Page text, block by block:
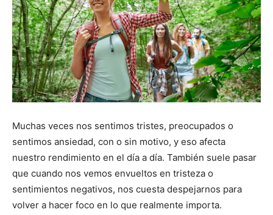
Muchas veces nos sentimos tristes, preocupados o
sentimos ansiedad, con o sin motivo, y eso afecta
nuestro rendimiento en el día a día. También suele pasar
que cuando nos vemos envueltos en tristeza o
sentimientos negativos, nos cuesta despejarnos para
volver a hacer foco en lo que realmente importa.